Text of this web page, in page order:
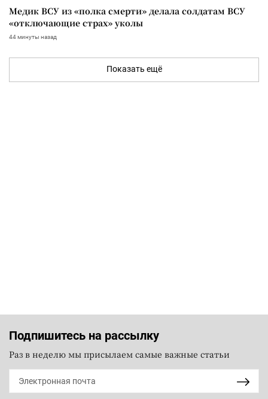
Медик ВСУ из «полка смерти» делала солдатам ВСУ
«отключающие страх» уколы
44 минуты назад
Показать ещё
Подпишитесь на рассылку
Раз в неделю мы присылаем самые важные статьи